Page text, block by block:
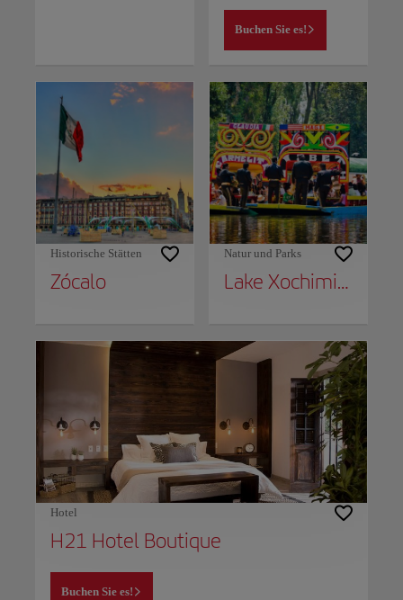
Buchen Sie es!
Historische Stätten
Zócalo
Natur und Parks
Lake Xochimilco
Hotel
H21 Hotel Boutique
Buchen Sie es!